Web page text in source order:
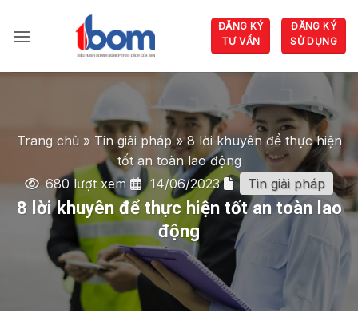
qua
dung
ĐĂNG KÝ
TƯ VẤN
ĐĂNG KÝ
SỬ DỤNG
Trang chủ» Tin giải pháp»8 lời khuyên để thực hiện
tốt an toàn lao động
680 lượt xem
14/06/2023 Tin giải pháp
8 lời khuyên để thực hiện tốt an toàn lao
động